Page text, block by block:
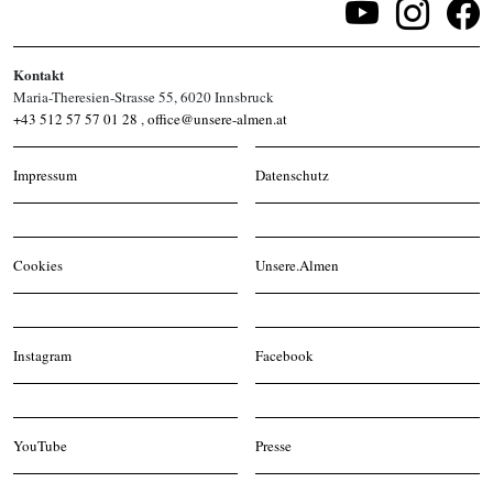
Kontakt
Maria-Theresien-Strasse 55, 6020 Innsbruck
+43 512 57 57 01 28 ,office@unsere-almen.at
Impressum Datenschutz
Cookies Unsere.Almen
Instagram Facebook
YouTube Presse